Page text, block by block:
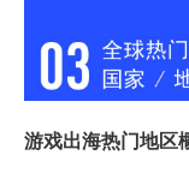
游戏出海热门地区